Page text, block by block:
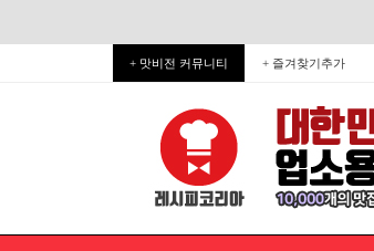
+ 맛비전 커뮤니티 + 즐겨찾기추가